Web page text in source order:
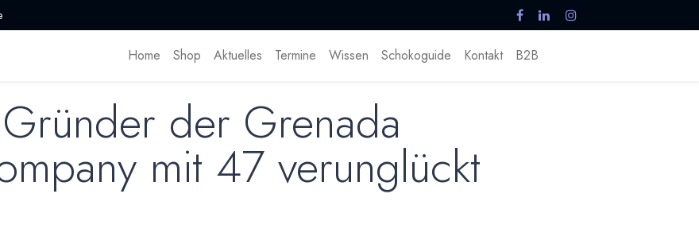
Home Shop Aktuelles Termine Wissen Schokoguide Kontakt B2B
der Grenada
mit 47 verunglückt